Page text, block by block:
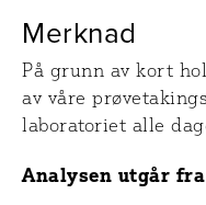
Merknad
På grunn av kort
av våre
laboratoriet alle
Analysen utgår